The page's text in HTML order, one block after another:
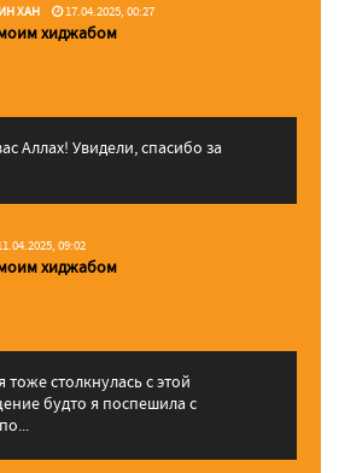
ХАН 17.04.2025, 00:27
моим хиджабом
Аллаx! Увидели, спасибо за
09:02
моим хиджабом
столкнулась с этой
будто я поспешила с